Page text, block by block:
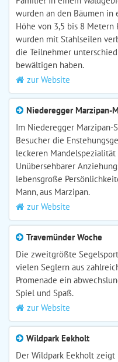
wurden an den Bäumen in
Höhe von 3,5 bis 8
wurden mit Stahlseilen
die Teilnehmer
bewältigen haben.
zur Website
Niederegger Marzipan-
Im Niederegger Marzipan-
Besucher die
leckeren Mandelspezialität
Unübersehbarer
lebensgroße
Mann, aus Marzipan.
zur Website
Travemünder Woche
Die zweitgrößte
vielen Seglern aus
Promenade ein
Spiel und Spaß.
zur Website
Wildpark Eekholt
Der Wildpark Eekholt